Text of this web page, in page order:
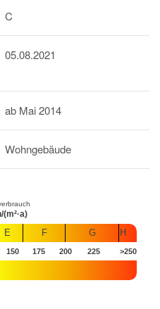
C
05.08.2021
ab Mai 2014
Wohngebäude
(m²·a)
E F G H
150 175 200 225 >250